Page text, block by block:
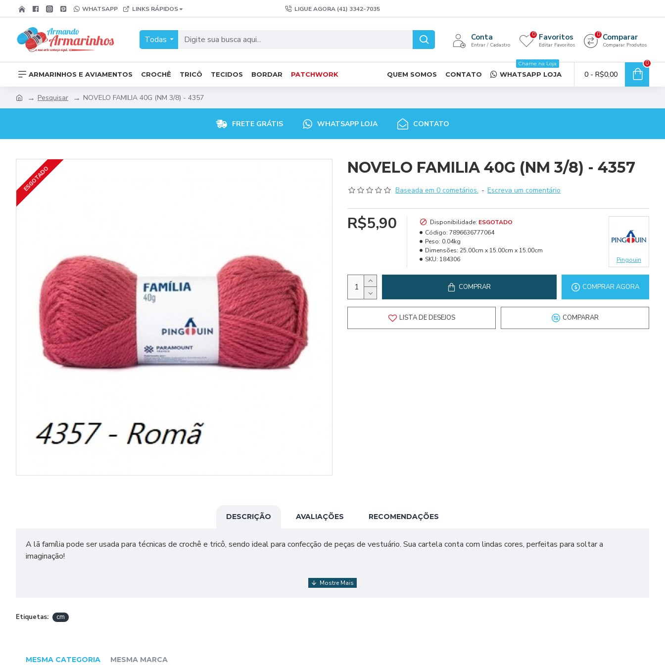
WHATSAPP LINKS RÁPIDOS LIGUE AGORA (41) 3342-7035
Todas Conta
Entrar / Cadastro
Favoritos
Editar Favoritos
0 Comparar
Comparar Produtos
0
ARMARINHOS E AVIAMENTOS CROCHÊ TRICÔ TECIDOS BORDAR PATCHWORK QUEM SOMOS CONTATO WHATSAPP LOJA
Chame na Loja
0 - R$0,00
0
Pesquisar NOVELO FAMILIA 40G (NM 3/8) - 4357
FRETE GRÁTIS WHATSAPP LOJA CONTATO
ESGOTADO NOVELO FAMILIA 40G (NM 3/8) - 4357
Baseada em 0 cometários. - Escreva um comentário
R$5,90 Disponibilidade: ESGOTADO
Código: 7896636777064
Peso: 0.04kg
Dimensões: 25.00cm x 15.00cm x 15.00cm
SKU: 184306 Pingouin
COMPRAR COMPRAR AGORA
LISTA DE DESEJOS COMPARAR
DESCRIÇÃO AVALIAÇÕES RECOMENDAÇÕES
A lã família pode ser usada para técnicas de crochê e tricô, sendo ideal para confecção de peças de vestuário. Sua cartela conta com lindas cores, perfeitas para soltar a
imaginação!
TEX 375
Etiquetas: cm
MESMA CATEGORIA MESMA MARCA